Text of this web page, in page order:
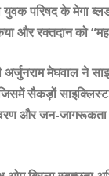
युवक परिषद के मेगा
और रक्तदान को
अर्जुनराम मेघवाल ने
सैकड़ों
और जन-जागरूकता